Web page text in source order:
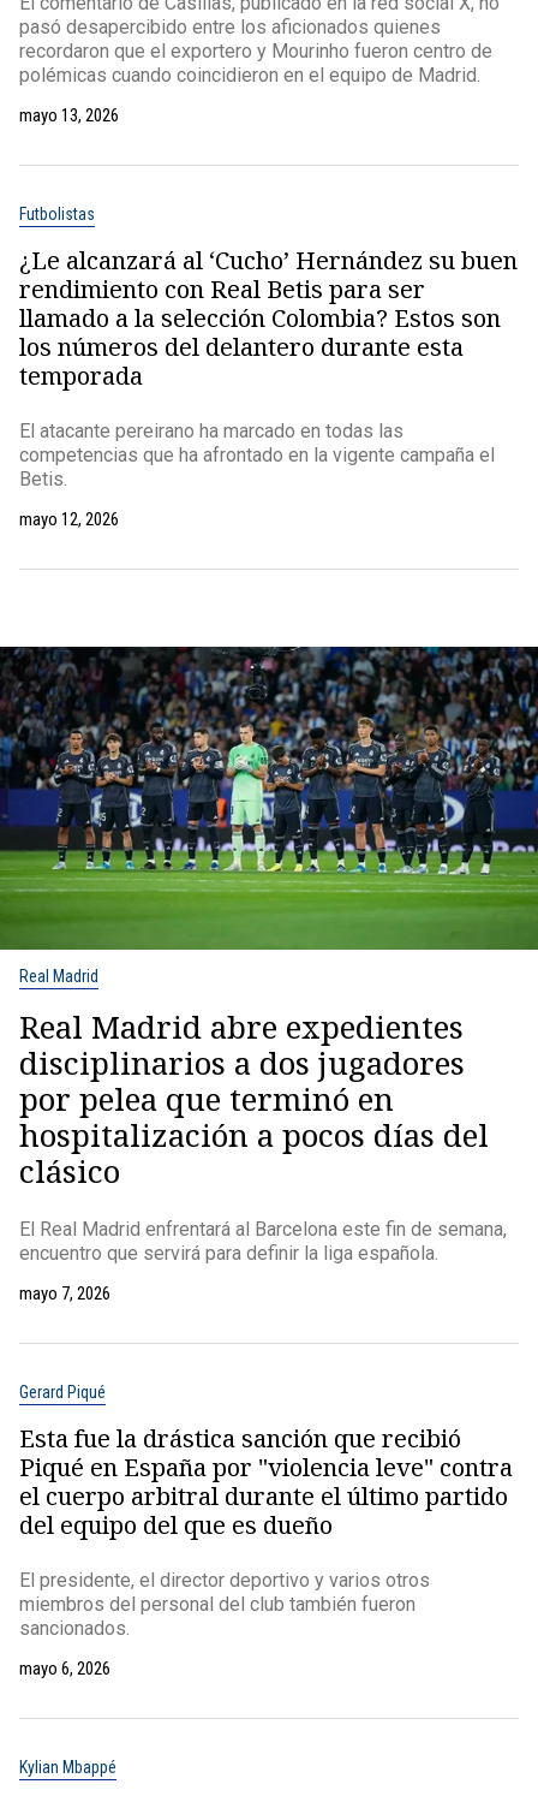
pasó desapercibido entre los aficionados quienes
recordaron que el exportero y Mourinho fueron centro de
polémicas cuando coincidieron en el equipo de Madrid.
mayo 13, 2026
Futbolistas
¿Le alcanzará al ‘Cucho’ Hernández su buen
rendimiento con Real Betis para ser
llamado a la selección Colombia? Estos son
los números del delantero durante esta
temporada
El atacante pereirano ha marcado en todas las
competencias que ha afrontado en la vigente campaña el
Betis.
mayo 12, 2026
Real Madrid
Real Madrid abre expedientes
disciplinarios a dos jugadores
por pelea que terminó en
hospitalización a pocos días del
clásico
El Real Madrid enfrentará al Barcelona este fin de semana,
encuentro que servirá para definir la liga española.
mayo 7, 2026
Gerard Piqué
Esta fue la drástica sanción que recibió
Piqué en España por "violencia leve" contra
el cuerpo arbitral durante el último partido
del equipo del que es dueño
El presidente, el director deportivo y varios otros
miembros del personal del club también fueron
sancionados.
mayo 6, 2026
Kylian Mbappé